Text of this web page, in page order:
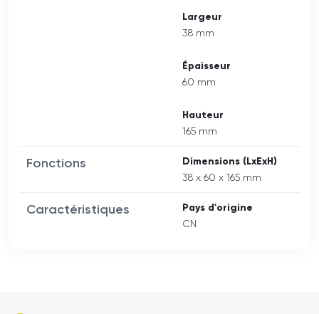
Largeur
38 mm
Épaisseur
60 mm
Hauteur
165 mm
Fonctions Dimensions (LxExH)
38 x 60 x 165 mm
Caractéristiques Pays d'origine
CN